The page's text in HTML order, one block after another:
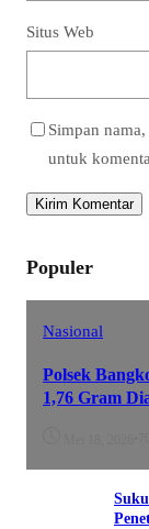
Situs Web
Simpan
untuk
Populer
Nasional
Polsek
1,76 Gram